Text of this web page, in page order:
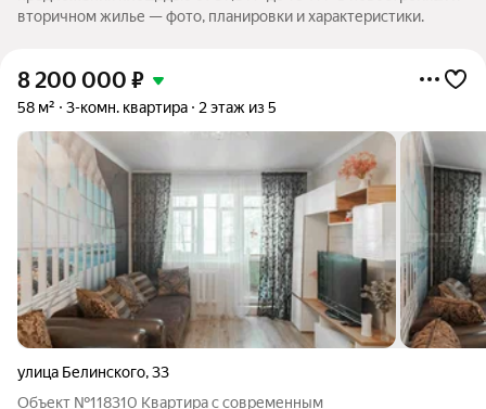
вторичном жилье — фото, планировки и характеристики.
8 200 000 ₽
58 м² 3-комн. квартира 2 этаж из 5
улица Белинского,33
Объект №118310 Квартира с современным